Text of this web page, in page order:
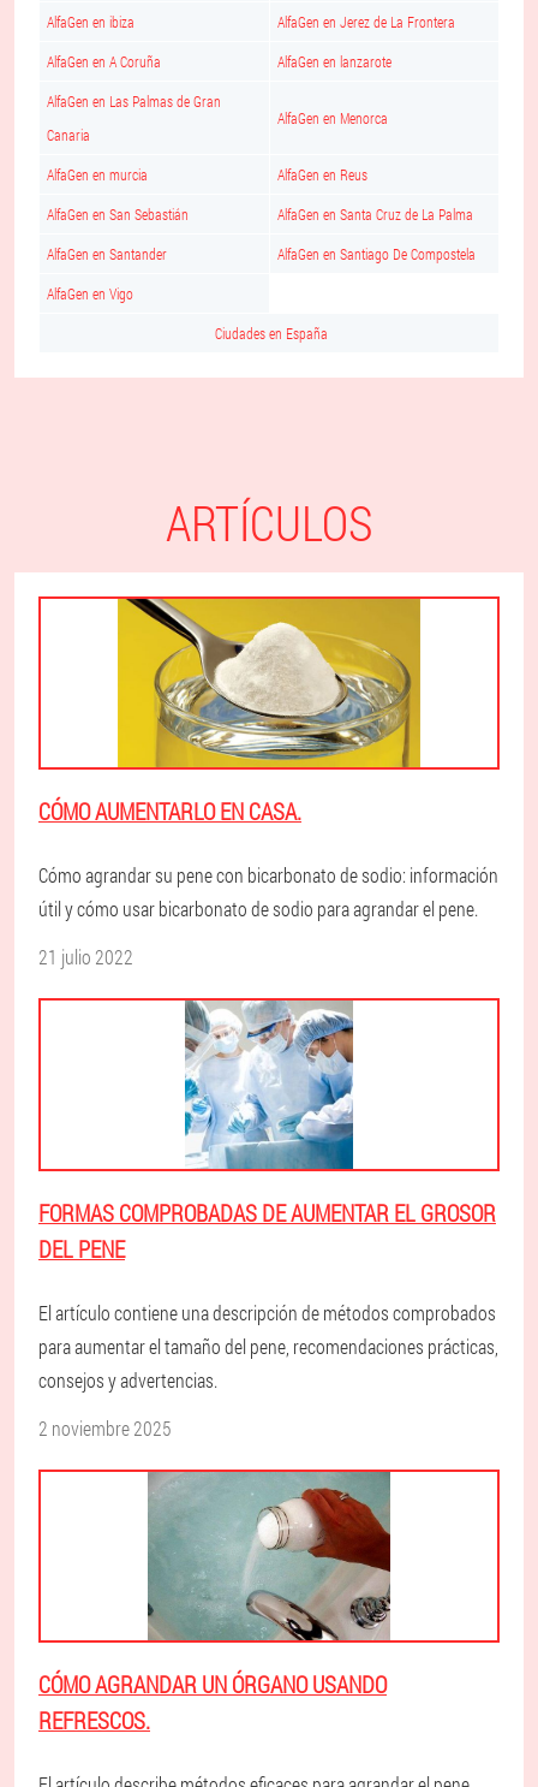
AlfaGen en ibiza AlfaGen en Jerez de La Frontera
AlfaGen en A Coruña AlfaGen en lanzarote
AlfaGen en Las Palmas de Gran
Canaria
AlfaGen en Menorca
AlfaGen en murcia AlfaGen en Reus
AlfaGen en San Sebastián AlfaGen en Santa Cruz de La Palma
AlfaGen en Santander AlfaGen en Santiago De Compostela
AlfaGen en Vigo
Ciudades en España
ARTÍCULOS
CÓMO AUMENTARLO EN CASA.
Cómo agrandar su pene con bicarbonato de sodio: información
útil y cómo usar bicarbonato de sodio para agrandar el pene.
21 julio 2022
FORMAS COMPROBADAS DE AUMENTAR EL GROSOR
DEL PENE
El artículo contiene una descripción de métodos comprobados
para aumentar el tamaño del pene, recomendaciones prácticas,
consejos y advertencias.
2 noviembre 2025
CÓMO AGRANDAR UN ÓRGANO USANDO
REFRESCOS.